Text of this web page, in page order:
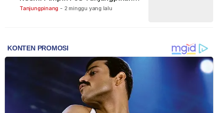
Bintan
Tanjungpinang - 2 minggu yang lalu